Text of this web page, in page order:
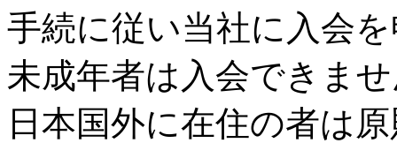
手続に従い当社に入会
未成年者は入会できま
日本国外に在住の者は